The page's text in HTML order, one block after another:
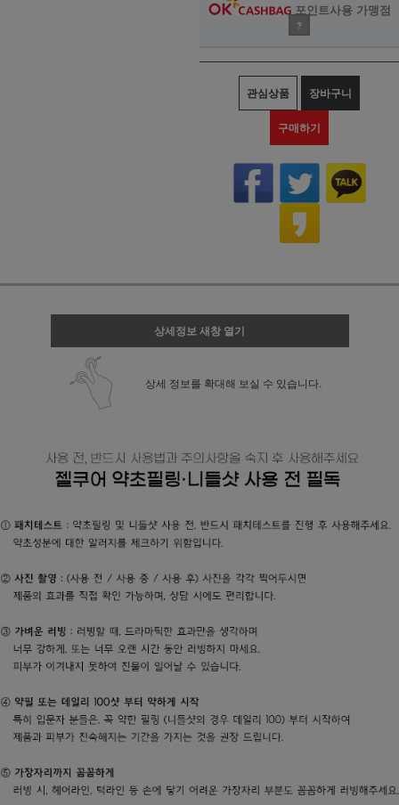
포인트사용 가맹점
?
관심상품 장바구니
구매하기
상세정보 새창 열기
상세 정보를 확대해 보실 수 있습니다.